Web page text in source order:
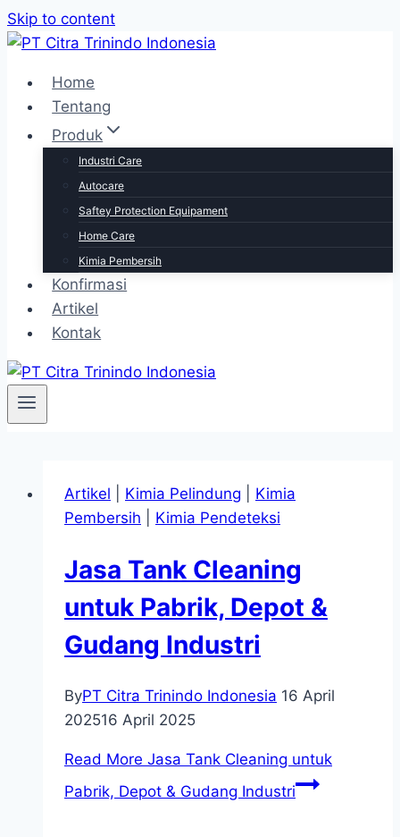
Skip to content
Home
Tentang
Produk
Industri Care
Autocare
Saftey Protection Equipament
Home Care
Kimia Pembersih
Konfirmasi
Artikel
Kontak
Artikel Kimia Pelindung
Kimia
Pembersih
Kimia Pendeteksi
Jasa Tank Cleaning
untuk Pabrik, Depot &
Gudang Industri
ByPT Citra Trinindo Indonesia 16 April
202516 April 2025
Read More Jasa Tank Cleaning untuk
Pabrik, Depot & Gudang Industri